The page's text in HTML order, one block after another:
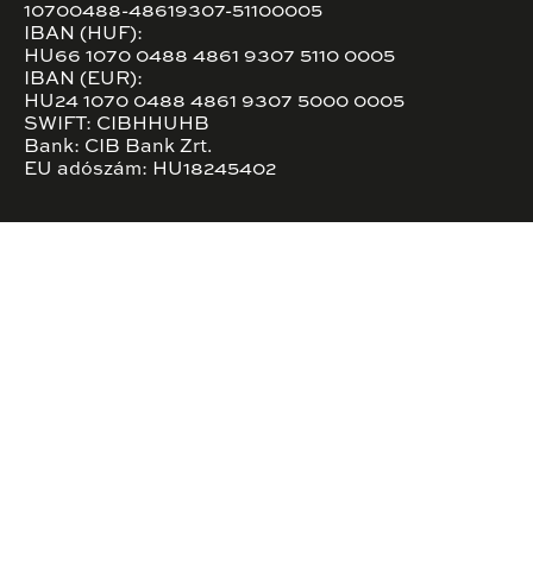
10700488-48619307-51100005
IBAN (HUF):
HU66 1070 0488 4861 9307 5110 0005
IBAN (EUR):
HU24 1070 0488 4861 9307 5000 0005
SWIFT: CIBHHUHB
Bank: CIB Bank Zrt.
EU adószám: HU18245402